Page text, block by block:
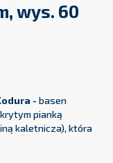
wys. 60
- basen
pianką
kaletnicza), która